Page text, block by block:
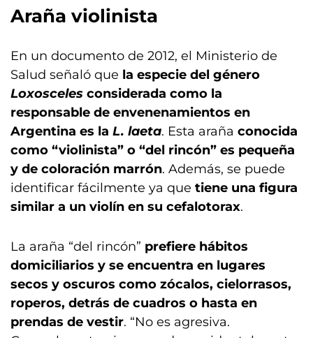
Araña violinista
En un documento de 2012, el Ministerio de
Salud señaló que la especie del género
Loxosceles considerada como la
responsable de envenenamientos en
Argentina es la L. laeta. Esta araña conocida
como “violinista” o “del rincón” es pequeña
y de coloración marrón. Además, se puede
identificar fácilmente ya que tiene una figura
similar a un violín en su cefalotorax.
La araña “del rincón” prefiere hábitos
domiciliarios y se encuentra en lugares
secos y oscuros como zócalos, cielorrasos,
roperos, detrás de cuadros o hasta en
prendas de vestir. “No es agresiva.